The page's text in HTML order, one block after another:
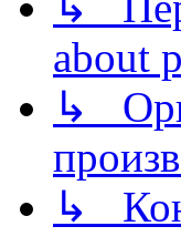
about
↳
↳